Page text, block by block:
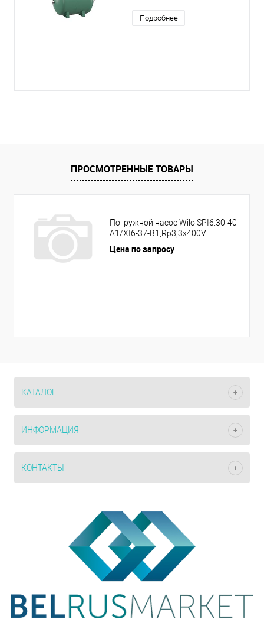
Подробнее
ПРОСМОТРЕННЫЕ ТОВАРЫ
Погружной насос Wilo SPI6.30-40-
A1/XI6-37-B1,Rp3,3x400V
Цена по запросу
КАТАЛОГ
ИНФОРМАЦИЯ
КОНТАКТЫ